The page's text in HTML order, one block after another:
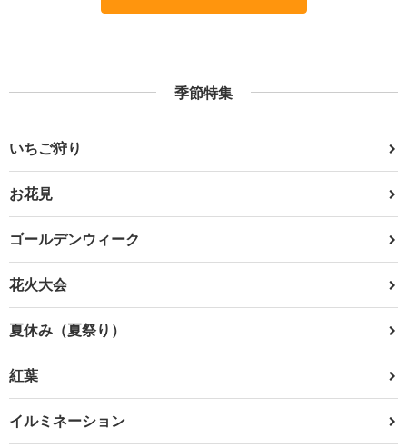
季節特集
いちご狩り
お花見
ゴールデンウィーク
花火大会
夏休み（夏祭り）
紅葉
イルミネーション